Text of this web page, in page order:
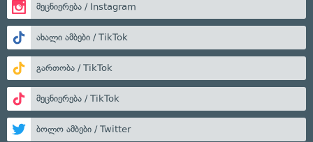
მეცნიერება / Instagram
ახალი ამბები / TikTok
გართობა / TikTok
მეცნიერება / TikTok
ბოლო ამბები / Twitter